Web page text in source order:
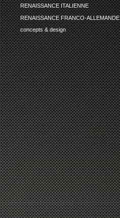
RENAISSANCE ITALIENNE
RENAISSANCE FRANCO-ALLEMANDE
concepts & design